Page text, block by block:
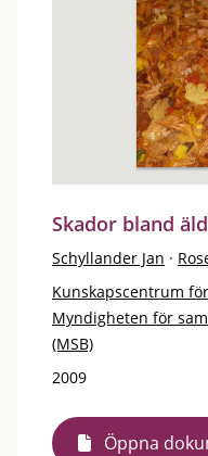
Skador bland
Schyllander Jan ·
Kunskapscentrum
Myndigheten för
(MSB)
2009
Öppna